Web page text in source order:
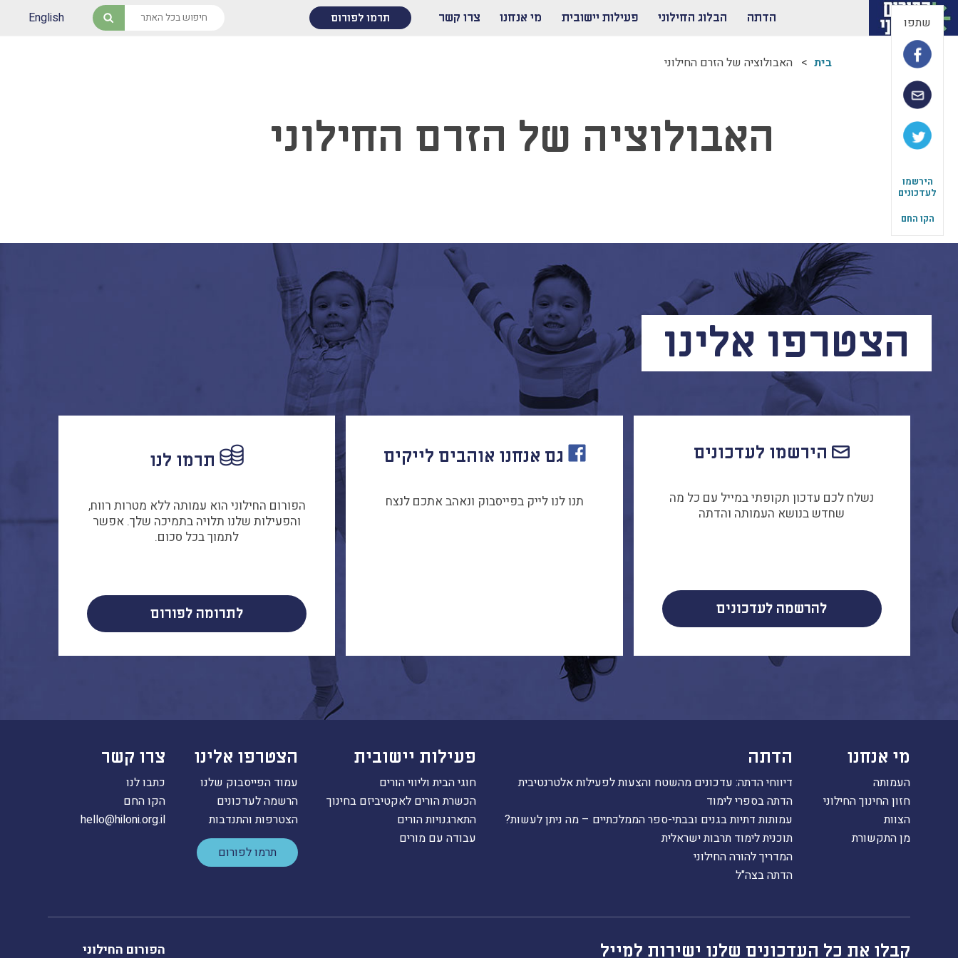
הדתה הבלוג החילוני פעילות יישובית מי אנחנו צרו קשר תרמו לפורום חיפוש English שתפו
הירשמו
לעדכונים
הקו החם
בית האבולוציה של הזרם החילוני
האבולוציה של הזרם החילוני
הצטרפו אלינו
הירשמו לעדכונים
נשלח לכם עדכון תקופתי במייל עם כל מה
שחדש בנושא העמותה והדתה
להרשמה לעדכונים
גם אנחנו אוהבים לייקים
תנו לנו לייק בפייסבוק ונאהב אתכם לנצח
תרמו לנו
הפורום החילוני הוא עמותה ללא מטרות רווח,
והפעילות שלנו תלויה בתמיכה שלך. אפשר
לתמוך בכל סכום.
לתרומה לפורום
מי אנחנו
העמותה
חזון החינוך החילוני
הצוות
מן התקשורת
הדתה
דיווחי הדתה: עדכונים מהשטח והצעות לפעילות אלטרנטיבית
הדתה בספרי לימוד
עמותות דתיות בגנים ובבתי-ספר הממלכתיים – מה ניתן לעשות?
תוכנית לימוד תרבות ישראלית
המדריך להורה החילוני
הדתה בצה"ל
פעילות יישובית
חוגי הבית וליווי הורים
הכשרת הורים לאקטיביזם בחינוך
התארגנויות הורים
עבודה עם מורים
הצטרפו אלינו
עמוד הפייסבוק שלנו
הרשמה לעדכונים
הצטרפות והתנדבות
תרמו לפורום
צרו קשר
כתבו לנו
הקו החם
hello@hiloni.org.il
קבלו את כל העדכונים שלנו ישירות למייל הפורום החילוני